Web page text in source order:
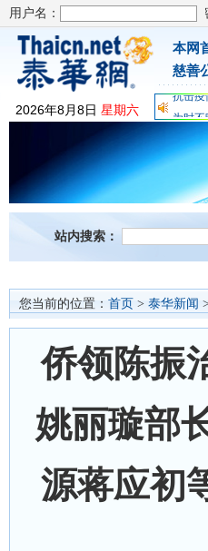
用户名：
2026年8月8日 星期六
本网
慈善
为时不
关爱
抗击疫
为时不
关爱
抗击疫
站内搜索：
您当前的位置： 首页 > 泰华新闻
侨领陈振
姚丽璇部
源蒋应初